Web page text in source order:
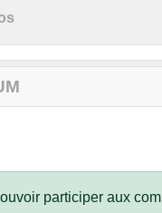
participer aux